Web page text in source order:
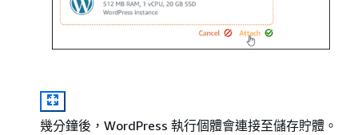
幾分鐘後，WordPress 執行個體會連接至儲存貯體。